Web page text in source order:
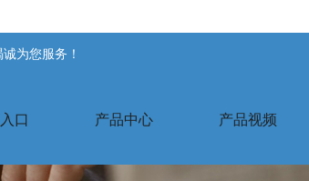
为您服务！
口 产品中心 产品视频